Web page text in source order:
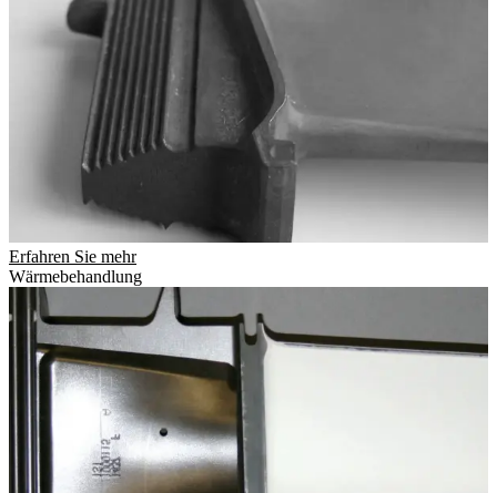
Erfahren Sie mehr
Wärmebehandlung